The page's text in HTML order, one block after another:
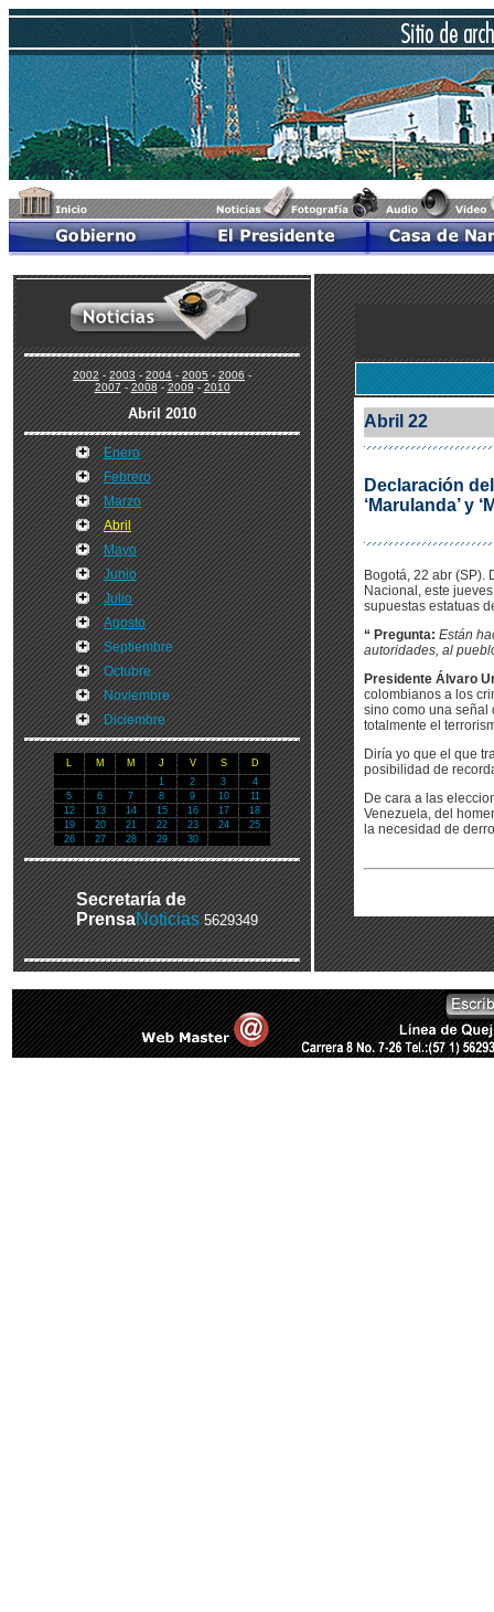
2002-2003-2004-2005-2006-
2007-2008-2009-2010
Abril 2010
Enero
Febrero
Marzo
Abril
Mayo
Junio
Julio
Agosto
Septiembre
Octubre
Noviembre
Diciembre
L M M J V S
D
1
2 3
4
5
6 7 8 9 10
11
12
13 14 15 16 17
18
19
20 21 22 23 24
25
26
27 28 29 30
Secretaría de
PrensaNoticias 5629349
Abril 22
Declaración
‘Marulanda’ y
Bogotá, 22 abr (SP).
Nacional, este
supuestas estatuas
“ Pregunta: Están
autoridades, al
Presidente Álvaro
colombianos a los
sino como una señal
totalmente el
Diría yo que el que
posibilidad de
De cara a las
Venezuela, del
la necesidad de